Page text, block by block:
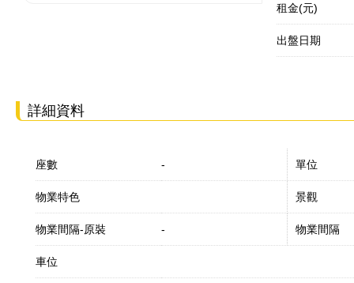
租金(元)
出盤日期
詳細資料
座數 - 單位
物業特色 景觀
物業間隔-原裝 - 物業間隔
車位